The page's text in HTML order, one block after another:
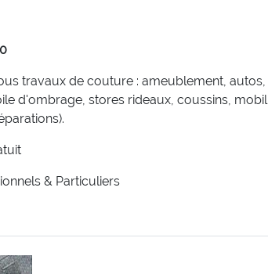
travaux de couture : ameublement,
d'ombrage, stores rideaux, coussins,
& Particuliers